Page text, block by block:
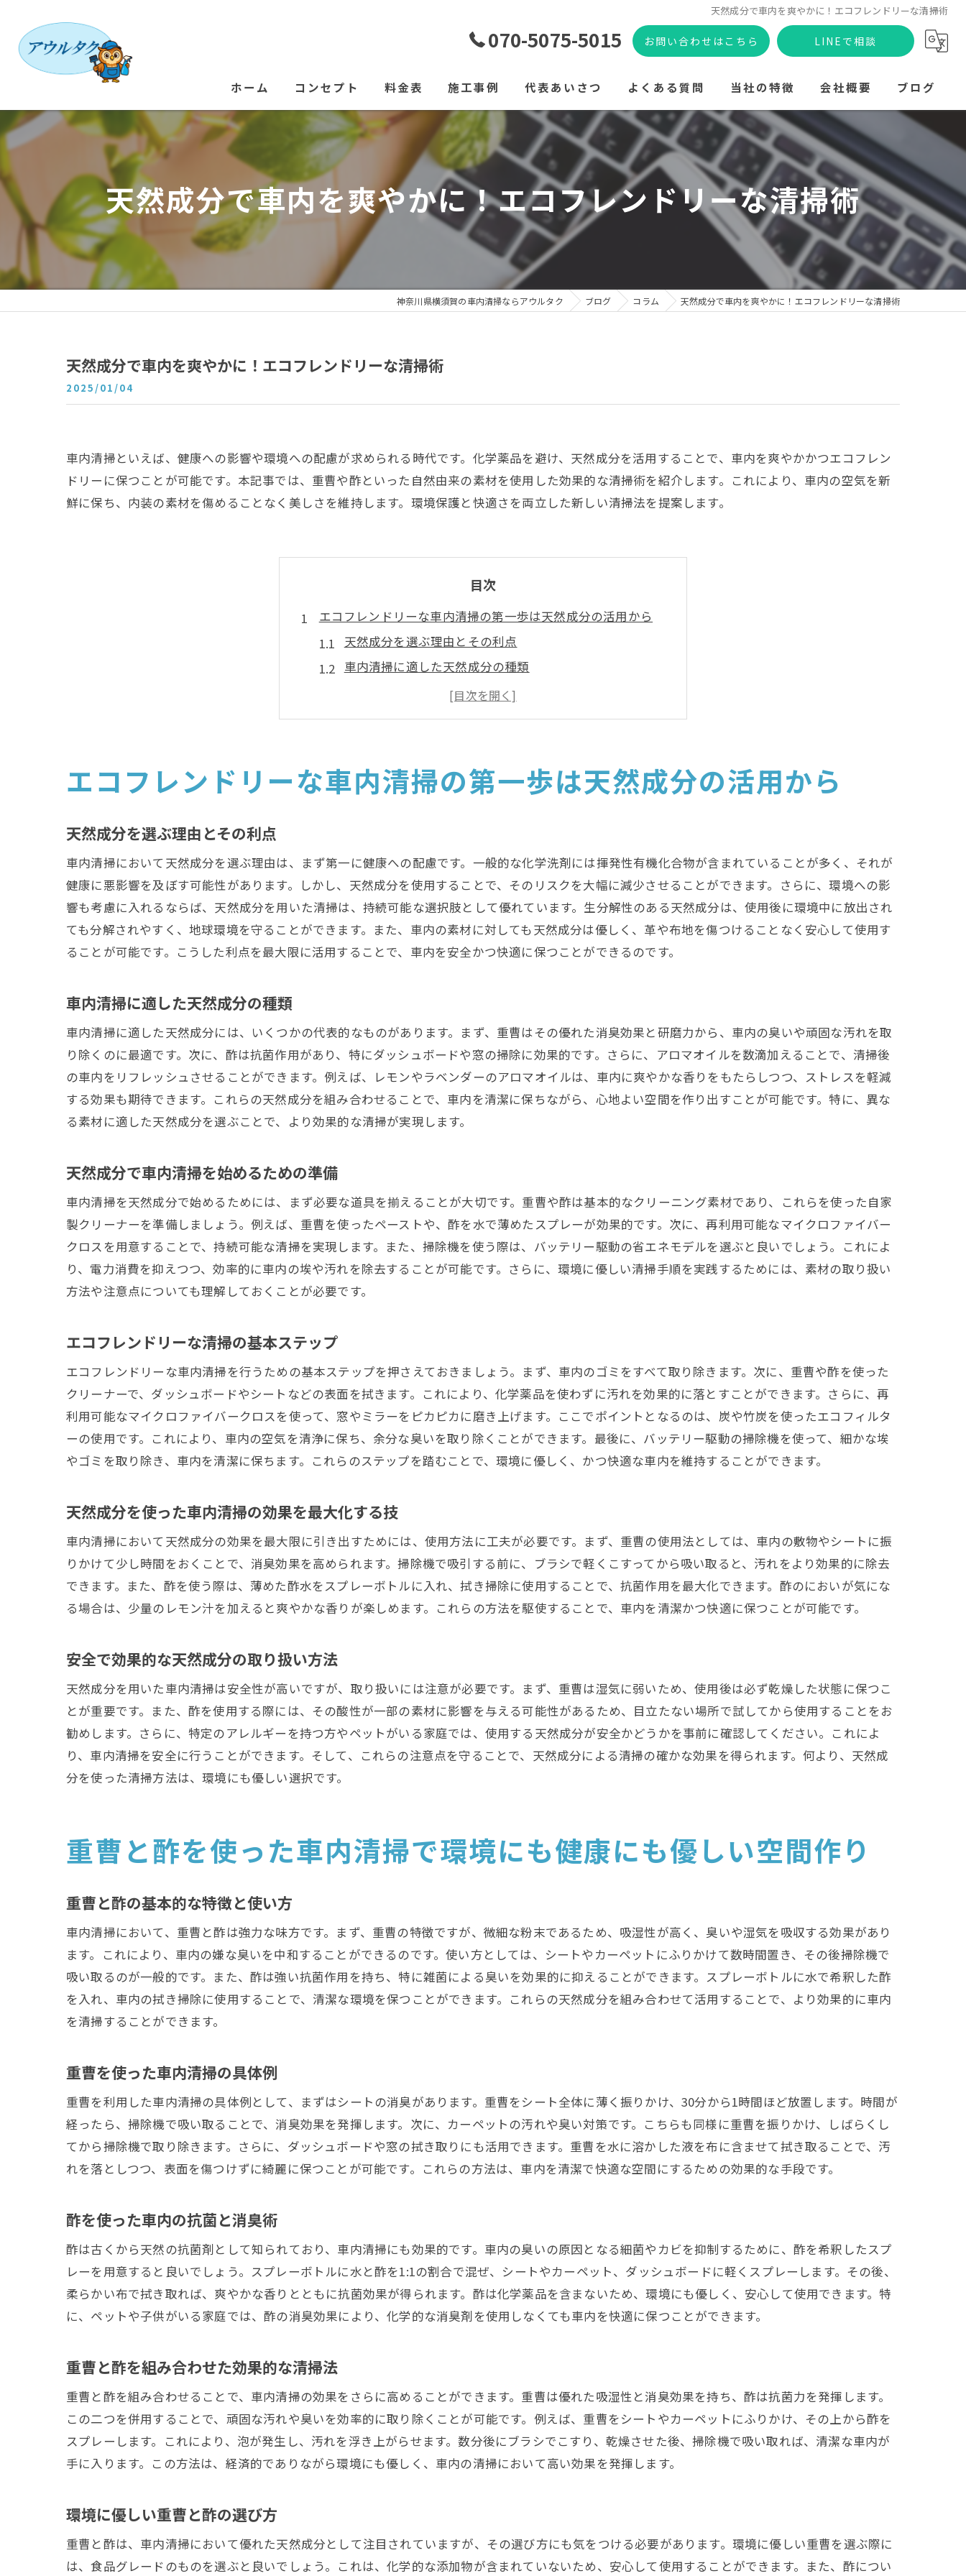
天然成分で車内を爽やかに！エコフレンドリーな清掃術
070-5075-5015 お問い合わせはこちら LINEで相談
ホーム コンセプト 料金表 施工事例 代表あいさつ よくある質問 当社の特徴
出張
安い
軽自動車
社用車
汚れ
会社概要 ブログ
天然成分で車内を爽やかに！エコフレンドリーな清掃術
神奈川県横須賀の車内清掃ならアウルタク ブログ コラム 天然成分で車内を爽やかに！エコフレンドリーな清掃術
天然成分で車内を爽やかに！エコフレンドリーな清掃術
2025/01/04
車内清掃といえば、健康への影響や環境への配慮が求められる時代です。化学薬品を避け、天然成分を活用することで、車内を爽やかかつエコフレン
ドリーに保つことが可能です。本記事では、重曹や酢といった自然由来の素材を使用した効果的な清掃術を紹介します。これにより、車内の空気を新
鮮に保ち、内装の素材を傷めることなく美しさを維持します。環境保護と快適さを両立した新しい清掃法を提案します。
目次
エコフレンドリーな車内清掃の第一歩は天然成分の活用から
天然成分を選ぶ理由とその利点
車内清掃に適した天然成分の種類
天然成分で車内清掃を始めるための準備
エコフレンドリーな清掃の基本ステップ
安全で効果的な天然成分の取り扱い方法
重曹と酢を使った車内清掃で環境にも健康にも優しい空間作り
酢を使った車内の抗菌と消臭術
重曹と酢を組み合わせた効果的な清掃法
環境に優しい重曹と酢の選び方
家庭でも簡単にできる重曹と酢の活用法
季節ごとの天然成分清掃法
天然成分で車内の空気を新鮮に保つ方法
車内の素材に合わせた天然成分の選定
天然成分を使った清掃のメリットとデメリット
エコフレンドリーな生活のための小さなステップ
天然成分を使った持続可能な清掃術
車内の心地よさを引き出す天然成分の活用法
車内環境を快適にするためのエコな清掃ポイント
天然成分で日常を彩るエコフレンドリーライフ
車内の匂いを一掃する重曹の使い方
重曹と他の天然成分の組み合わせで効果最大化
消臭に効く重曹の保存と使用法
重曹を使ったエコフレンドリーな車内消臭術
重曹を活用した持続可能な消臭対策
酢の抗菌効果を引き出す秘訣
車内を清潔に保つ酢の効果的な使用方法
酢を用いた車内のバクテリア対策
酢による安全で効果的な車内抗菌法
環境に配慮した車内清掃で家族に優しい空間を提供
家族みんなが安心して過ごせる車内環境作り
エコフレンドリーな車内清掃がもたらす健康効果
環境にも優しい車内清掃のメリット
車内清掃を通じて自然環境を守りながら健康を維持する方法
車内清掃で環境保護に貢献する方法
サステナブルな生活を実現する清掃テクニック
車内清掃で楽しむエコライフスタイル
自然を意識した車内清掃で健康維持
エコフレンドリーな車内清掃の第一歩は天然成分の活用から
天然成分を選ぶ理由とその利点
車内清掃において天然成分を選ぶ理由は、まず第一に健康への配慮です。一般的な化学洗剤には揮発性有機化合物が含まれていることが多く、それが
健康に悪影響を及ぼす可能性があります。しかし、天然成分を使用することで、そのリスクを大幅に減少させることができます。さらに、環境への影
響も考慮に入れるならば、天然成分を用いた清掃は、持続可能な選択肢として優れています。生分解性のある天然成分は、使用後に環境中に放出され
ても分解されやすく、地球環境を守ることができます。また、車内の素材に対しても天然成分は優しく、革や布地を傷つけることなく安心して使用す
ることが可能です。こうした利点を最大限に活用することで、車内を安全かつ快適に保つことができるのです。
車内清掃に適した天然成分の種類
車内清掃に適した天然成分には、いくつかの代表的なものがあります。まず、重曹はその優れた消臭効果と研磨力から、車内の臭いや頑固な汚れを取
り除くのに最適です。次に、酢は抗菌作用があり、特にダッシュボードや窓の掃除に効果的です。さらに、アロマオイルを数滴加えることで、清掃後
の車内をリフレッシュさせることができます。例えば、レモンやラベンダーのアロマオイルは、車内に爽やかな香りをもたらしつつ、ストレスを軽減
する効果も期待できます。これらの天然成分を組み合わせることで、車内を清潔に保ちながら、心地よい空間を作り出すことが可能です。特に、異な
る素材に適した天然成分を選ぶことで、より効果的な清掃が実現します。
天然成分で車内清掃を始めるための準備
車内清掃を天然成分で始めるためには、まず必要な道具を揃えることが大切です。重曹や酢は基本的なクリーニング素材であり、これらを使った自家
製クリーナーを準備しましょう。例えば、重曹を使ったペーストや、酢を水で薄めたスプレーが効果的です。次に、再利用可能なマイクロファイバー
クロスを用意することで、持続可能な清掃を実現します。また、掃除機を使う際は、バッテリー駆動の省エネモデルを選ぶと良いでしょう。これによ
り、電力消費を抑えつつ、効率的に車内の埃や汚れを除去することが可能です。さらに、環境に優しい清掃手順を実践するためには、素材の取り扱い
方法や注意点についても理解しておくことが必要です。
エコフレンドリーな清掃の基本ステップ
エコフレンドリーな車内清掃を行うための基本ステップを押さえておきましょう。まず、車内のゴミをすべて取り除きます。次に、重曹や酢を使った
クリーナーで、ダッシュボードやシートなどの表面を拭きます。これにより、化学薬品を使わずに汚れを効果的に落とすことができます。さらに、再
利用可能なマイクロファイバークロスを使って、窓やミラーをピカピカに磨き上げます。ここでポイントとなるのは、炭や竹炭を使ったエコフィルタ
ーの使用です。これにより、車内の空気を清浄に保ち、余分な臭いを取り除くことができます。最後に、バッテリー駆動の掃除機を使って、細かな埃
やゴミを取り除き、車内を清潔に保ちます。これらのステップを踏むことで、環境に優しく、かつ快適な車内を維持することができます。
天然成分を使った車内清掃の効果を最大化する技
車内清掃において天然成分の効果を最大限に引き出すためには、使用方法に工夫が必要です。まず、重曹の使用法としては、車内の敷物やシートに振
りかけて少し時間をおくことで、消臭効果を高められます。掃除機で吸引する前に、ブラシで軽くこすってから吸い取ると、汚れをより効果的に除去
できます。また、酢を使う際は、薄めた酢水をスプレーボトルに入れ、拭き掃除に使用することで、抗菌作用を最大化できます。酢のにおいが気にな
る場合は、少量のレモン汁を加えると爽やかな香りが楽しめます。これらの方法を駆使することで、車内を清潔かつ快適に保つことが可能です。
安全で効果的な天然成分の取り扱い方法
天然成分を用いた車内清掃は安全性が高いですが、取り扱いには注意が必要です。まず、重曹は湿気に弱いため、使用後は必ず乾燥した状態に保つこ
とが重要です。また、酢を使用する際には、その酸性が一部の素材に影響を与える可能性があるため、目立たない場所で試してから使用することをお
勧めします。さらに、特定のアレルギーを持つ方やペットがいる家庭では、使用する天然成分が安全かどうかを事前に確認してください。これによ
り、車内清掃を安全に行うことができます。そして、これらの注意点を守ることで、天然成分による清掃の確かな効果を得られます。何より、天然成
分を使った清掃方法は、環境にも優しい選択です。
重曹と酢を使った車内清掃で環境にも健康にも優しい空間作り
重曹と酢の基本的な特徴と使い方
車内清掃において、重曹と酢は強力な味方です。まず、重曹の特徴ですが、微細な粉末であるため、吸湿性が高く、臭いや湿気を吸収する効果があり
ます。これにより、車内の嫌な臭いを中和することができるのです。使い方としては、シートやカーペットにふりかけて数時間置き、その後掃除機で
吸い取るのが一般的です。また、酢は強い抗菌作用を持ち、特に雑菌による臭いを効果的に抑えることができます。スプレーボトルに水で希釈した酢
を入れ、車内の拭き掃除に使用することで、清潔な環境を保つことができます。これらの天然成分を組み合わせて活用することで、より効果的に車内
を清掃することができます。
重曹を使った車内清掃の具体例
重曹を利用した車内清掃の具体例として、まずはシートの消臭があります。重曹をシート全体に薄く振りかけ、30分から1時間ほど放置します。時間が
経ったら、掃除機で吸い取ることで、消臭効果を発揮します。次に、カーペットの汚れや臭い対策です。こちらも同様に重曹を振りかけ、しばらくし
てから掃除機で取り除きます。さらに、ダッシュボードや窓の拭き取りにも活用できます。重曹を水に溶かした液を布に含ませて拭き取ることで、汚
れを落としつつ、表面を傷つけずに綺麗に保つことが可能です。これらの方法は、車内を清潔で快適な空間にするための効果的な手段です。
酢を使った車内の抗菌と消臭術
酢は古くから天然の抗菌剤として知られており、車内清掃にも効果的です。車内の臭いの原因となる細菌やカビを抑制するために、酢を希釈したスプ
レーを用意すると良いでしょう。スプレーボトルに水と酢を1:1の割合で混ぜ、シートやカーペット、ダッシュボードに軽くスプレーします。その後、
柔らかい布で拭き取れば、爽やかな香りとともに抗菌効果が得られます。酢は化学薬品を含まないため、環境にも優しく、安心して使用できます。特
に、ペットや子供がいる家庭では、酢の消臭効果により、化学的な消臭剤を使用しなくても車内を快適に保つことができます。
重曹と酢を組み合わせた効果的な清掃法
重曹と酢を組み合わせることで、車内清掃の効果をさらに高めることができます。重曹は優れた吸湿性と消臭効果を持ち、酢は抗菌力を発揮します。
この二つを併用することで、頑固な汚れや臭いを効率的に取り除くことが可能です。例えば、重曹をシートやカーペットにふりかけ、その上から酢を
スプレーします。これにより、泡が発生し、汚れを浮き上がらせます。数分後にブラシでこすり、乾燥させた後、掃除機で吸い取れば、清潔な車内が
手に入ります。この方法は、経済的でありながら環境にも優しく、車内の清掃において高い効果を発揮します。
環境に優しい重曹と酢の選び方
重曹と酢は、車内清掃において優れた天然成分として注目されていますが、その選び方にも気をつける必要があります。環境に優しい重曹を選ぶ際に
は、食品グレードのものを選ぶと良いでしょう。これは、化学的な添加物が含まれていないため、安心して使用することができます。また、酢につい